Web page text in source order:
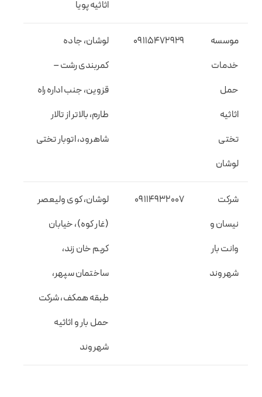
اثاثیه پویا
موسسه
خدمات
حمل
اثاثیه
تختی
لوشان
09115472929
لوشان، جاده
کمربندی رشت –
قزوین، جنب اداره راه
طارم، بالاتر از تالار
شاهرود، اتوبار تختی
شرکت
نیسان و
وانت بار
شهروند
09114932007
لوشان، کوی ولیعصر
(غار کوه)، خیابان
کریم خان زند،
ساختمان سپهر،
طبقه همکف، شرکت
حمل بار و اثاثیه
شهروند